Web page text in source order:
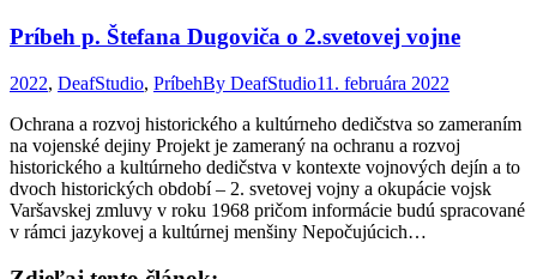
Príbeh p. Štefana Dugoviča o 2.svetovej vojne
2022, DeafStudio, PríbehBy DeafStudio11. februára 2022
Ochrana a rozvoj historického a kultúrneho dedičstva so zameraním
na vojenské dejiny Projekt je zameraný na ochranu a rozvoj
historického a kultúrneho dedičstva v kontexte vojnových dejín a to
dvoch historických období – 2. svetovej vojny a okupácie vojsk
Varšavskej zmluvy v roku 1968 pričom informácie budú spracované
v rámci jazykovej a kultúrnej menšiny Nepočujúcich…